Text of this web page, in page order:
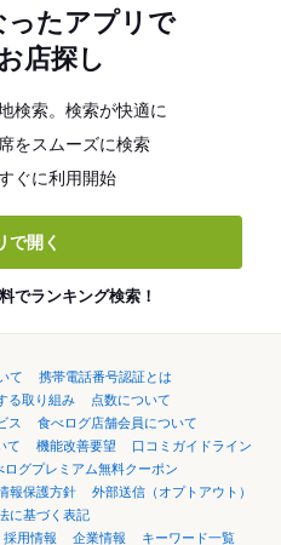
ったアプリで
店探し
検索。検索が快適に
をスムーズに検索
ぐに利用開始
で開く
でランキング検索！
て
携帯電話番号認証とは
る取り組み
点数について
ス
食べログ店舗会員について
て
機能改善要望
口コミガイドライン
ログプレミアム無料クーポン
報保護方針
外部送信（オプトアウト）
に基づく表記
採用情報 企業情報 キーワード一覧